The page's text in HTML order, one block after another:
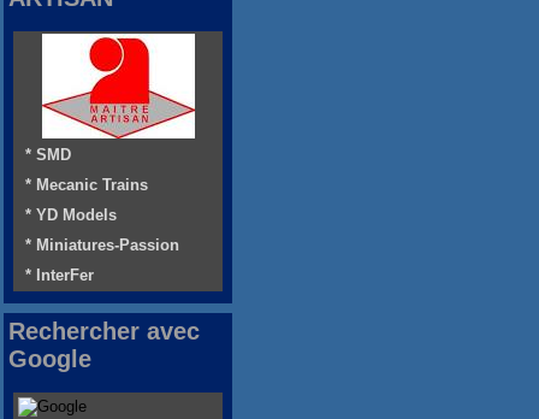
* SMD
* Mecanic Trains
* YD Models
* Miniatures-Passion
* InterFer
Rechercher avec
Google